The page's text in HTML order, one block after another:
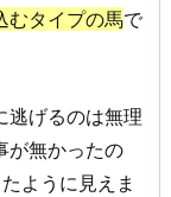
むタイプの馬で
逃げるのは無理
が無かったの
ように見えま